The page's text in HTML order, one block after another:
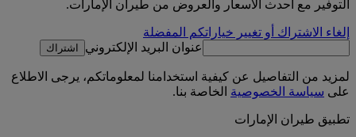
التوفير مع أحدث الأسعار والعروض من طيران الإمارات.
إلغاء الاشتراك أو تغيير خياراتكم المفضلة
عنوان البريد الإلكتروني
اشتراك
لمزيد من التفاصيل عن كيفية استخدامنا لمعلوماتكم، يرجى الاطلاع
على سياسة الخصوصية الخاصة بنا.
تطبيق طيران الإمارات